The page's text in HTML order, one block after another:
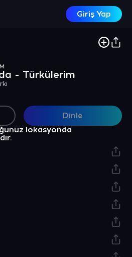
Giriş Yap
- Türkülerim
Dinle
lokasyonda